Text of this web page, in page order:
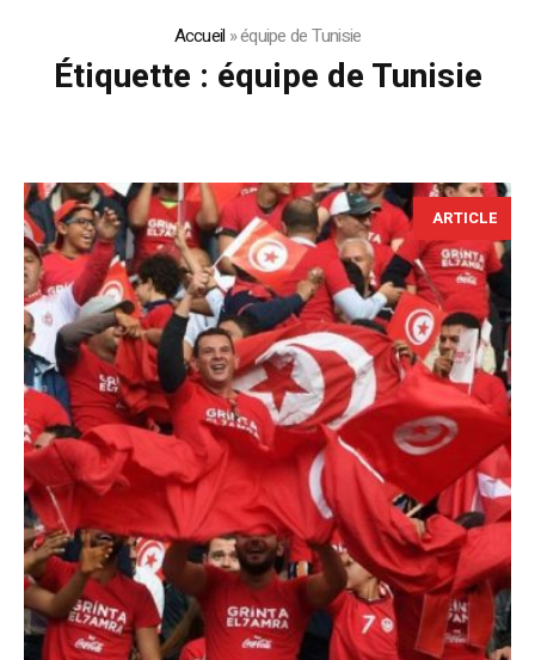
Accueil »équipe de Tunisie
Étiquette : équipe de Tunisie
ARTICLE